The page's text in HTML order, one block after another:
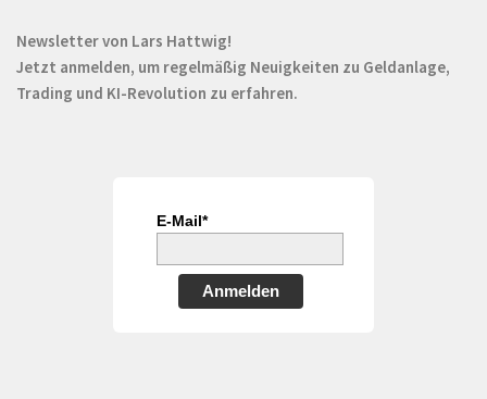
Newsletter von Lars Hattwig!
Jetzt anmelden, um regelmäßig Neuigkeiten zu Geldanlage,
Trading und KI-Revolution zu erfahren.
E-Mail*
Anmelden